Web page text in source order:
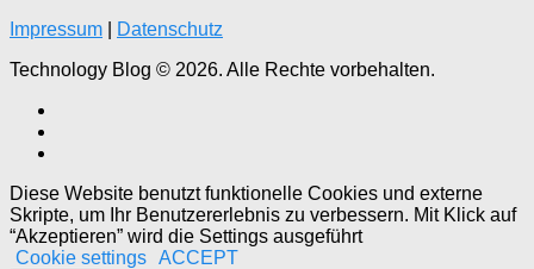
Impressum
Datenschutz
Technology Blog © 2026. Alle Rechte vorbehalten.
Diese Website benutzt funktionelle Cookies und externe
Skripte, um Ihr Benutzererlebnis zu verbessern. Mit Klick auf
“Akzeptieren” wird die Settings ausgeführt
Cookie settings ACCEPT